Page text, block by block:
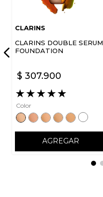
CLARINS
CLARINS DOUBLE SERUM
FOUNDATION
$ 307.900
★★★★★
Color
AGREGAR